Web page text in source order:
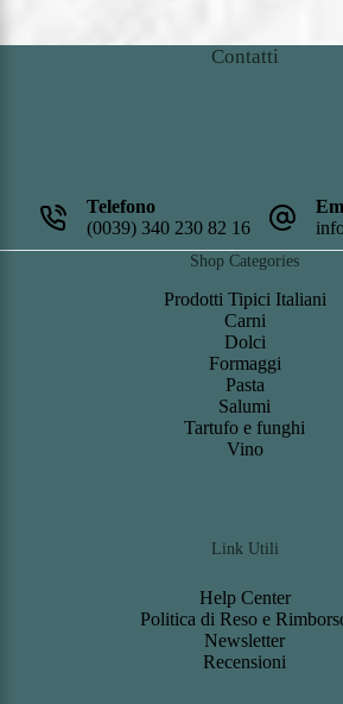
Contatti
Telefono
(0039) 340 230 82 16
Shop Categories
Prodotti Tipici Italiani
Carni
Dolci
Formaggi
Pasta
Salumi
Tartufo e funghi
Vino
Link Utili
Help Center
Politica di Reso e
Newsletter
Recensioni